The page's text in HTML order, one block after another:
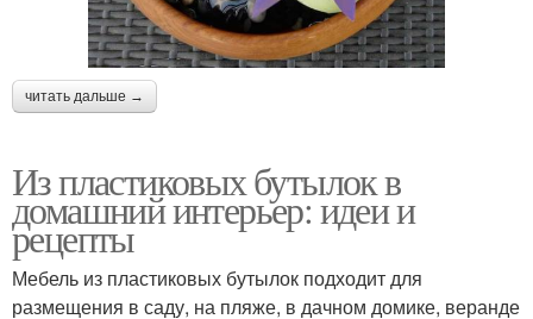
читать дальше →
Из пластиковых бутылок в
домашний интерьер: идеи и
рецепты
Мебель из пластиковых бутылок подходит для
размещения в саду, на пляже, в дачном домике, веранде